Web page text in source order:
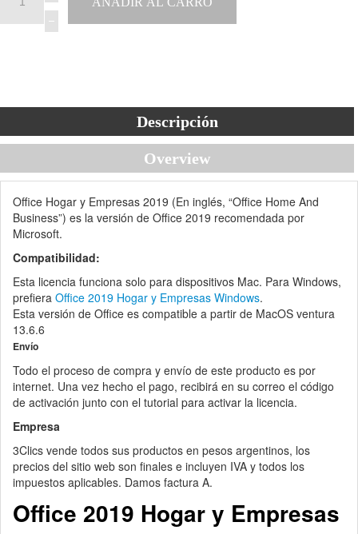
Descripción
Overview
Office Hogar y Empresas 2019 (En inglés, “Office Home And
Business”) es la versión de Office 2019 recomendada por
Microsoft.
Compatibilidad:
Esta licencia funciona solo para dispositivos Mac. Para Windows,
prefiera Office 2019 Hogar y Empresas Windows.
Esta versión de Office es compatible a partir de MacOS ventura
13.6.6
Envío
Todo el proceso de compra y envío de este producto es por
internet. Una vez hecho el pago, recibirá en su correo el código
de activación junto con el tutorial para activar la licencia.
Empresa
3Clics vende todos sus productos en pesos argentinos, los
precios del sitio web son finales e incluyen IVA y todos los
impuestos aplicables. Damos factura A.
Office 2019 Hogar y Empresas